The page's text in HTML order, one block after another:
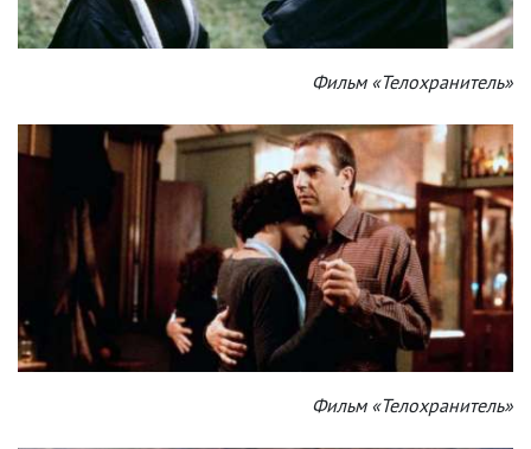
Фильм «Телохранитель»
Фильм «Телохранитель»